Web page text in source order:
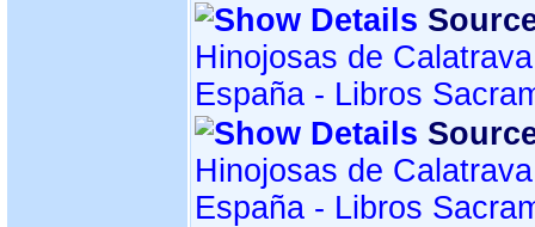
Hinojosas de
España - Libros
Hinojosas de
España - Libros